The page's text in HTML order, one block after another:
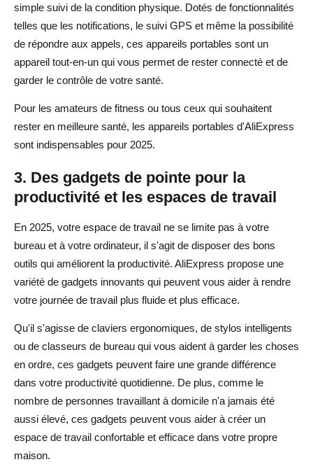
simple suivi de la condition physique. Dotés de fonctionnalités
telles que les notifications, le suivi GPS et même la possibilité
de répondre aux appels, ces appareils portables sont un
appareil tout-en-un qui vous permet de rester connecté et de
garder le contrôle de votre santé.
Pour les amateurs de fitness ou tous ceux qui souhaitent
rester en meilleure santé, les appareils portables d'AliExpress
sont indispensables pour 2025.
3. Des gadgets de pointe pour la
productivité et les espaces de travail
En 2025, votre espace de travail ne se limite pas à votre
bureau et à votre ordinateur, il s'agit de disposer des bons
outils qui améliorent la productivité. AliExpress propose une
variété de gadgets innovants qui peuvent vous aider à rendre
votre journée de travail plus fluide et plus efficace.
Qu'il s'agisse de claviers ergonomiques, de stylos intelligents
ou de classeurs de bureau qui vous aident à garder les choses
en ordre, ces gadgets peuvent faire une grande différence
dans votre productivité quotidienne. De plus, comme le
nombre de personnes travaillant à domicile n'a jamais été
aussi élevé, ces gadgets peuvent vous aider à créer un
espace de travail confortable et efficace dans votre propre
maison.